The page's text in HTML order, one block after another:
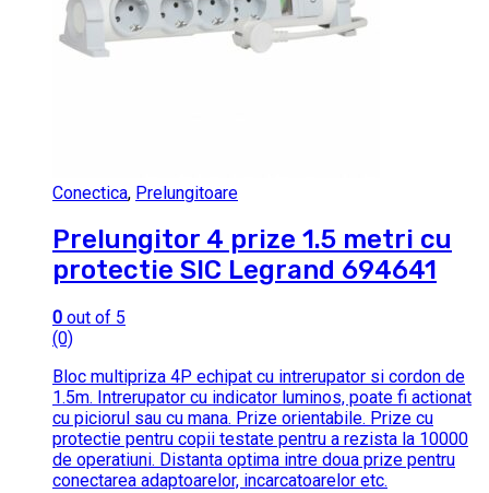
Conectica, Prelungitoare
Prelungitor 4 prize 1.5 metri cu
protectie SIC Legrand 694641
0 out of 5
(0)
Bloc multipriza 4P echipat cu intrerupator si cordon de
1.5m. Intrerupator cu indicator luminos, poate fi actionat
cu piciorul sau cu mana. Prize orientabile. Prize cu
protectie pentru copii testate pentru a rezista la 10000
de operatiuni. Distanta optima intre doua prize pentru
conectarea adaptoarelor, incarcatoarelor etc.